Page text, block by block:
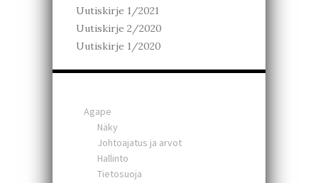
Uutiskirje 1/2021
Uutiskirje 2/2020
Uutiskirje 1/2020
Agape
Näky
Johtoajatus ja arvot
Hallinto
Tietosuoja